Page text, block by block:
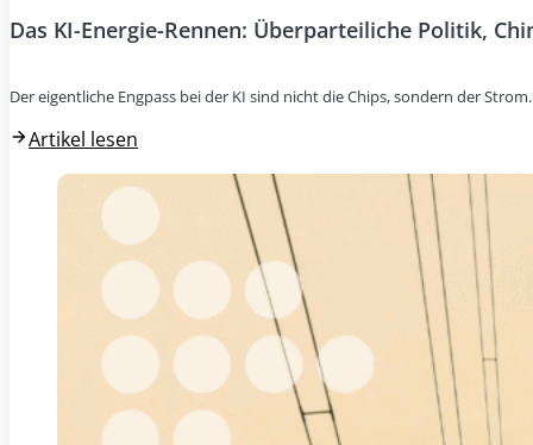
Das KI-Energie-Rennen: Überparteiliche Politik,
Der eigentliche Engpass bei der KI sind nicht die Chips, sondern der
Artikel lesen